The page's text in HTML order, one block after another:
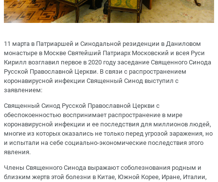
11 марта в Патриаршей и Синодальной резиденции в Даниловом
монастыре в Москве Святейший Патриарх Московский и всея Руси
Кирилл возглавил первое в 2020 году заседание Священного Синода
Русской Православной Церкви. В связи с распространением
коронавирусной инфекции Священный Синод выступил с
заявлением:
Священный Синод Русской Православной Церкви с
обеспокоенностью воспринимает распространение в мире
коронавирусной инфекции и ее последствия для миллионов людей,
многие из которых оказались не только перед угрозой заражения, но
и испытали на себе социально-экономические последствия этого
явления.
Члены Священного Синода выражают соболезнования родным и
близким жертв этой болезни в Китае, Южной Корее, Иране, Италии,